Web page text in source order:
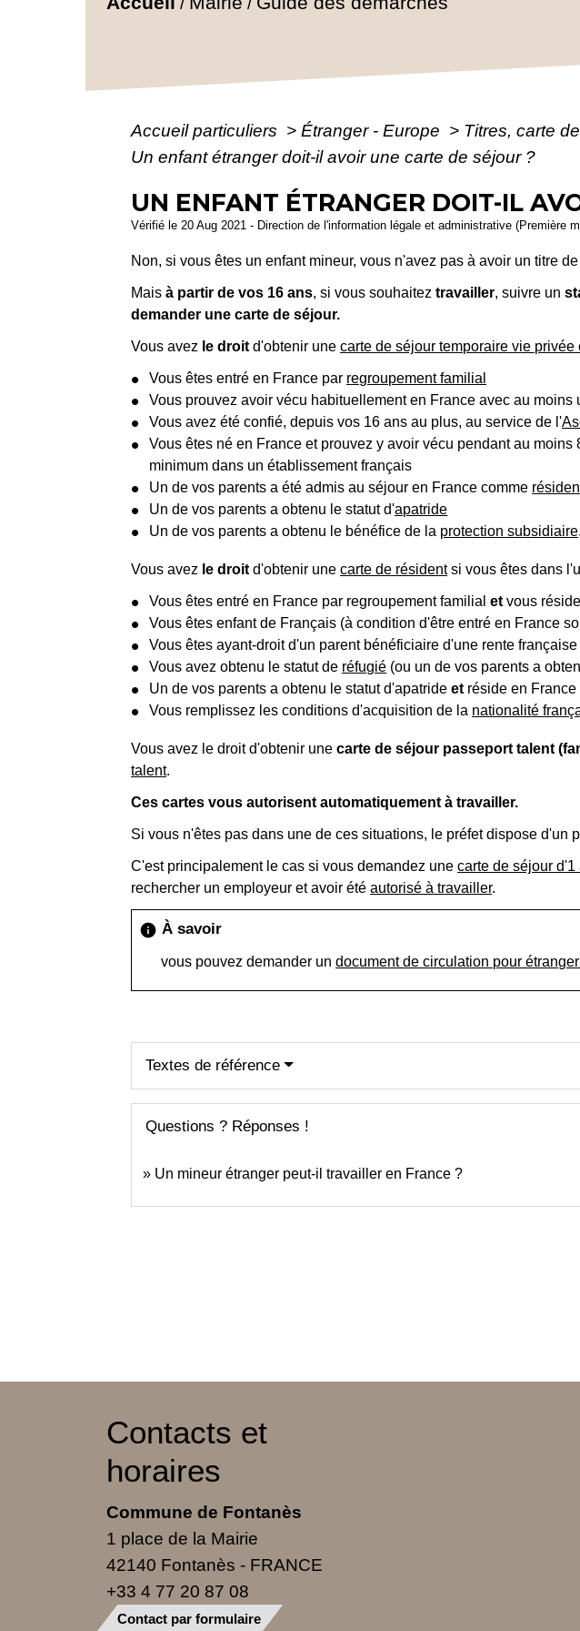
Accueil particuliers > Étranger - Europe > Titres, carte
Un enfant étranger doit-il avoir une carte de séjour ?
UN ENFANT ÉTRANGER DOIT-IL
Vérifié le 20 Aug 2021 - Direction de l'information légale et administrative (Première
Non, si vous êtes un enfant mineur, vous n'avez pas à avoir un titre
Maisà partir de vos 16 ans, si vous souhaitez travailler, suivre un
demander une carte de séjour.
Vous avez le droit d'obtenir unecarte de séjour temporaire vie privée
Vous êtes entré en France par regroupement familial
Vous prouvez avoir vécu habituellement en France avec au
Vous avez été confié, depuis vos 16 ans au plus, au service de l'
Vous êtes né en France et prouvez y avoir vécu pendant au
minimum dans un établissement français
Un de vos parents a été admis au séjour en France comme
Un de vos parents a obtenu le statut d'apatride
Un de vos parents a obtenu le bénéfice de la protection subsidiaire.
Vous avez le droit d'obtenir unecarte de résidentsi vous êtes dans
Vous êtes entré en France par regroupement familialet vous
Vous êtes enfant de Français (à condition d'être entré en France
Vous êtes ayant-droit d'un parent bénéficiaire d'une rente
Vous avez obtenu le statut de réfugié (ou un de vos parents a
Un de vos parents a obtenu le statut d'apatrideet réside en
Vous remplissez les conditions d'acquisition de la nationalité
Vous avez le droit d'obtenir unecarte de séjour passeport talent
talent.
Ces cartes vous autorisent automatiquement à travailler.
Si vous n'êtes pas dans une de ces situations, le préfet dispose d'un
C'est principalement le cas si vous demandez unecarte de séjour
rechercher un employeur et avoir étéautorisé à travailler.
info À savoir
vous pouvez demander undocument de circulation pour
Textes de référence
Questions ? Réponses !
Un mineur étranger peut-il travailler en France ?
Contacts et
horaires
Commune de Fontanès
1 place de la Mairie
42140 Fontanès - FRANCE
+33 4 77 20 87 08
Contact par formulaire